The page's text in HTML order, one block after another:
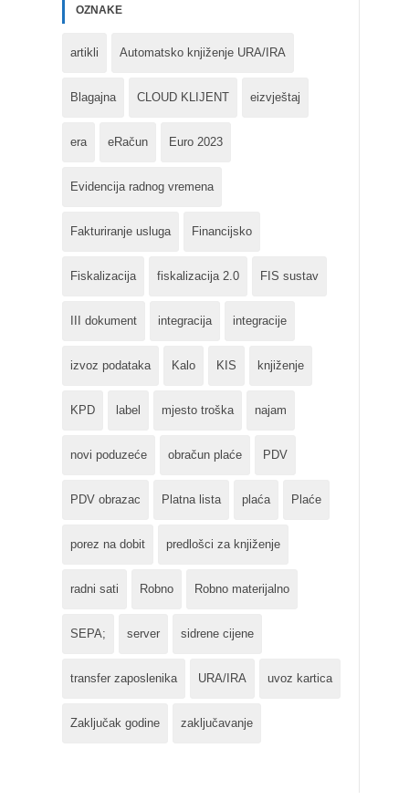
OZNAKE
artikli Automatsko knjiženje URA/IRA
Blagajna CLOUD KLIJENT eizvještaj
era eRačun Euro 2023
Evidencija radnog vremena
Fakturiranje usluga Financijsko
Fiskalizacija fiskalizacija 2.0 FIS sustav
III dokument integracija integracije
izvoz podataka Kalo KIS knjiženje
KPD label mjesto troška najam
novi poduzeće obračun plaće PDV
PDV obrazac Platna lista plaća Plaće
porez na dobit predlošci za knjiženje
radni sati Robno Robno materijalno
SEPA; server sidrene cijene
transfer zaposlenika URA/IRA uvoz kartica
Zaključak godine zaključavanje